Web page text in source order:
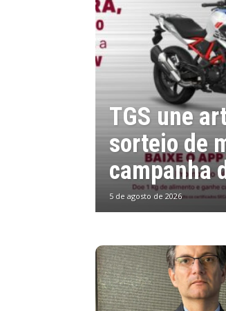
TGS une
sorteio de
campanha
5 de agosto de 2026